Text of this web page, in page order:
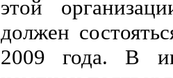
этой
должен
2009 года. В